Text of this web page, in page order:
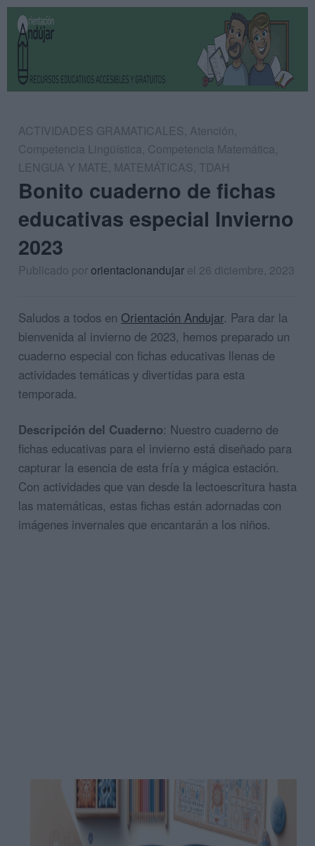
ACTIVIDADES GRAMATICALES, Atención,
Competencia Lingüística, Competencia Matemática,
LENGUA Y MATE, MATEMÁTICAS, TDAH
Bonito cuaderno de fichas
educativas especial Invierno
2023
Publicado pororientacionandujar el 26 diciembre, 2023
Saludos a todos en Orientación Andujar. Para dar la
bienvenida al invierno de 2023, hemos preparado un
cuaderno especial con fichas educativas llenas de
actividades temáticas y divertidas para esta
temporada.
Descripción del Cuaderno: Nuestro cuaderno de
fichas educativas para el invierno está diseñado para
capturar la esencia de esta fría y mágica estación.
Con actividades que van desde la lectoescritura hasta
las matemáticas, estas fichas están adornadas con
imágenes invernales que encantarán a los niños.